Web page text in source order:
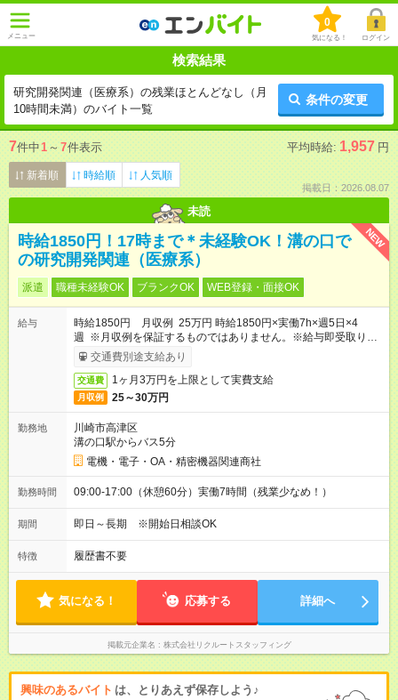
メニュー
0
気になる！ ログイン
検索結果
研究開発関連（医療系）の残業ほとんどなし（月
10時間未満）のバイト一覧
条件の変更
7件中1 ～ 7件表示 平均時給: 1,957 円
新着順 時給順 人気順
掲載日：2026.08.07
未読
NEW
時給1850円！17時まで＊未経験OK！溝の口で
の研究開発関連（医療系）
派遣 職種未経験OK ブランクOK WEB登録・面接OK
給与
時給1850円 月収例 25万円 時給1850円×実働7h×週5日×4
週 ※月収例を保証するものではありません。※給与即受取りサ
ービス利用可（利用条件有）
交通費別途支給あり
交通費 1ヶ月3万円を上限として実費支給
月収例 25～30万円
勤務地
川崎市高津区
溝の口駅からバス5分
電機・電子・OA・精密機器関連商社
勤務時間 09:00-17:00（休憩60分）実働7時間（残業少なめ！）
期間 即日～長期 ※開始日相談OK
特徴 履歴書不要
気になる！ 応募する 詳細へ
掲載元企業名 株式会社リクルートスタッフィング
興味のあるバイト は、とりあえず保存しよう♪